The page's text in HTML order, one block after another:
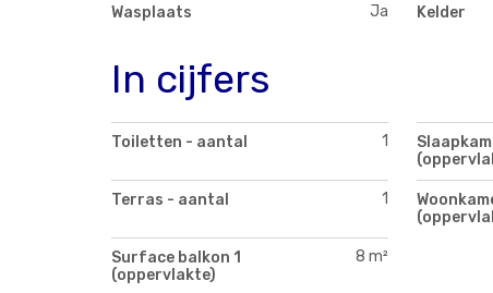
Wasplaats Ja Kelder
In cijfers
Toiletten - aantal 1
Terras - aantal 1
Surface balkon 1
(oppervlakte)
8 m²